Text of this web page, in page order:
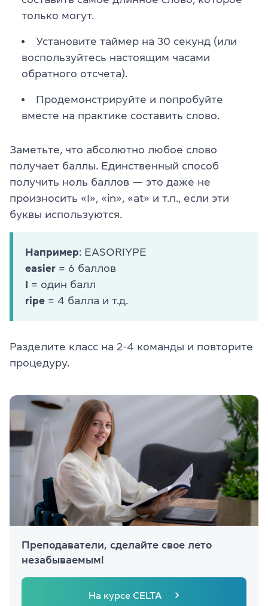
только могут.
Установите таймер на 30 секунд (или
воспользуйтесь настоящим часами
обратного отсчета).
Продемонстрируйте и попробуйте
вместе на практике составить слово.
Заметьте, что абсолютно любое слово
получает баллы. Единственный способ
получить ноль баллов — это даже не
произносить «I», «in», «at» и т.п., если эти
буквы используются.
Например: EASORIYPE
easier = 6 баллов
I = один балл
ripe = 4 балла и т.д.
Разделите класс на 2-4 команды и повторите
процедуру.
Преподаватели, сделайте свое лето
незабываемым!
На курсе CELTA